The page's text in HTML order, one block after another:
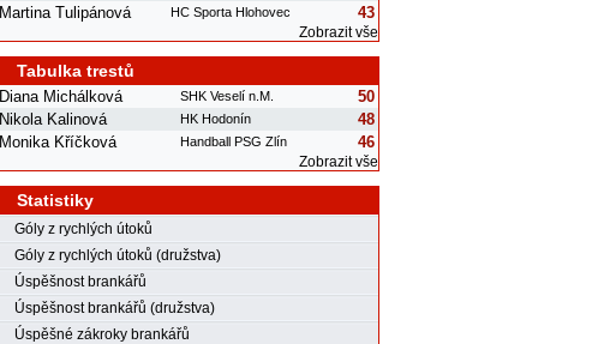
Martina Tulipánová
HC Sporta Hlohovec 43
Zobrazit vše
Tabulka trestů
Diana Michálková SHK Veselí n.M.
50
Nikola Kalinová
HK Hodonín
48
Monika Kříčková
Handball PSG Zlín 46
Zobrazit vše
Statistiky
Góly z rychlých útoků
Góly z rychlých útoků (družstva)
Úspěšnost brankářů
Úspěšnost brankářů (družstva)
Úspěšné zákroky brankářů